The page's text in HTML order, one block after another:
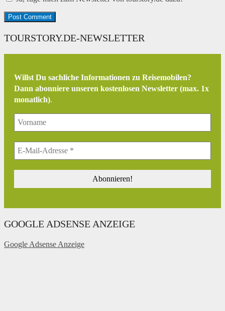
TOURSTORY.DE-NEWSLETTER
Willst Du sachliche Informationen zu Reisemobilen?
Dann abonniere unseren kostenlosen Newsletter (max. 1x
monatlich).
GOOGLE ADSENSE ANZEIGE
Google Adsense Anzeige